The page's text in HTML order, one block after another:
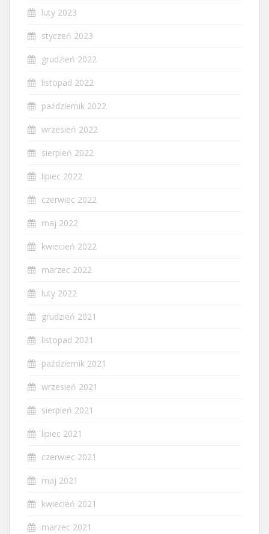
luty 2023
styczeń 2023
grudzień 2022
listopad 2022
październik 2022
wrzesień 2022
sierpień 2022
lipiec 2022
czerwiec 2022
maj 2022
kwiecień 2022
marzec 2022
luty 2022
grudzień 2021
listopad 2021
październik 2021
wrzesień 2021
sierpień 2021
lipiec 2021
czerwiec 2021
maj 2021
kwiecień 2021
marzec 2021